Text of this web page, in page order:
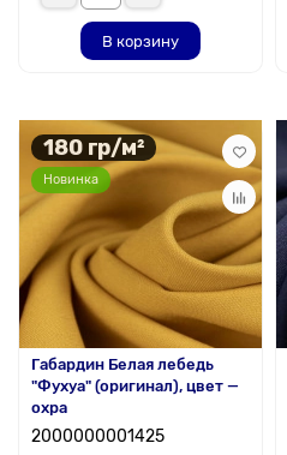
В корзину
180 гр/м²
Новинка
Габардин Белая лебедь
"Фухуа" (оригинал), цвет —
охра
2000000001425